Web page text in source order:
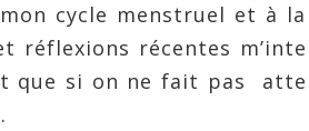
cycle menstruel et à
réflexions récentes
que si on ne fait pas